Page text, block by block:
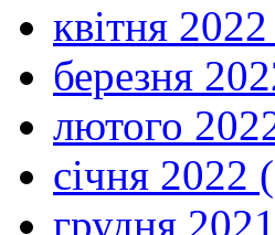
квітня
березня
лютого
січня 2022
грудня